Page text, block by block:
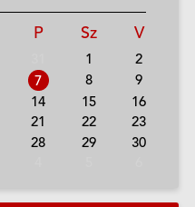
P Sz V
1
2
7 8
9
14 15
16
21 22
23
28 29
30